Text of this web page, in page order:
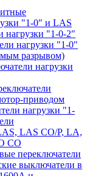
"1-0" и LAS
нагрузки "1-0-2"
нагрузки "1-0"
разрывом)
нагрузки
приводом
нагрузки "1-
LAS CO/P, LA,
CO
переключатели
выключатели в